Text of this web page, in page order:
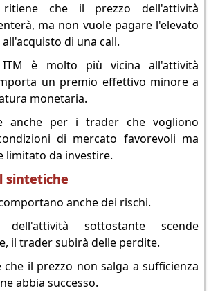
che il prezzo dell'attività
ma non vuole pagare l'elevato
di una call.
ITM è molto più vicina all'attività
un premio effettivo minore a
monetaria.
anche per i trader che vogliono
di mercato favorevoli ma
limitato da investire.
sintetiche
anche dei rischi.
sottostante scende
il trader subirà delle perdite.
che il prezzo non salga a sufficienza
abbia successo.